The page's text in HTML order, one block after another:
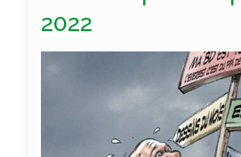
2022